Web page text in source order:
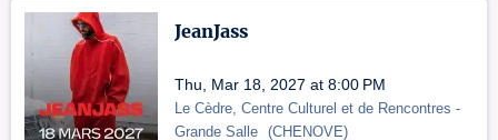
JeanJass
Thu, Mar 18, 2027 at 8:00 PM
Le Cèdre, Centre Culturel et de Rencontres -
Grande Salle (CHENOVE)